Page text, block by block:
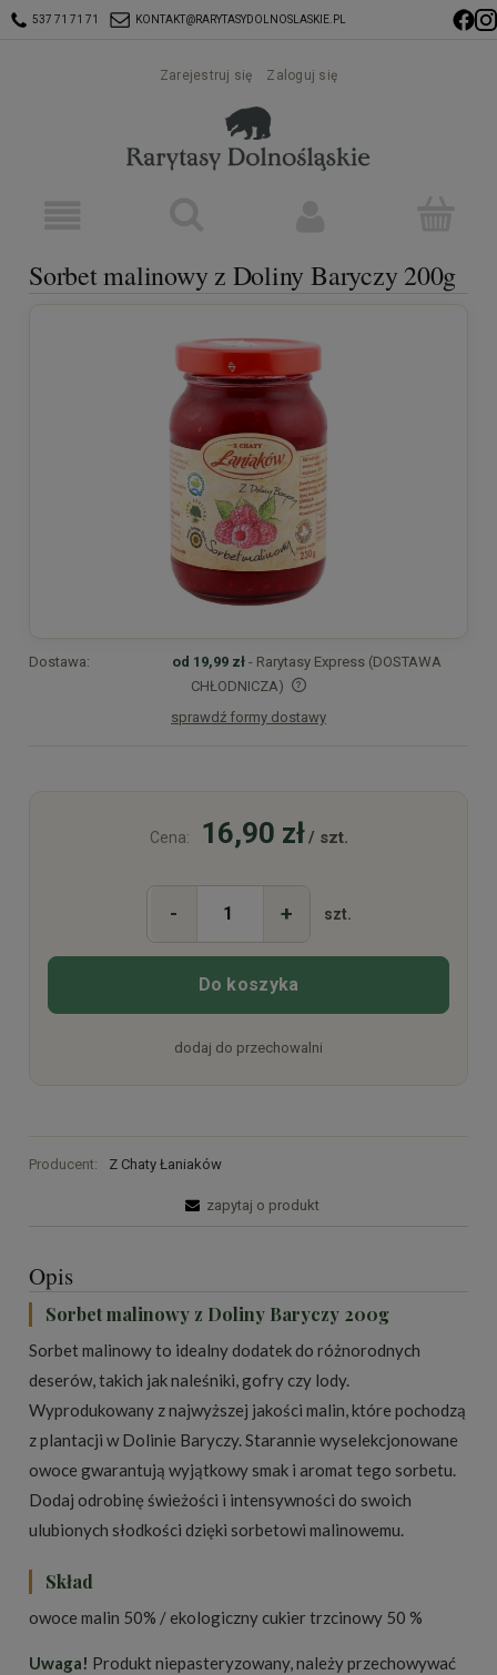
537 71 71 71 KONTAKT@RARYTASYDOLNOSLASKIE.PL
Zarejestruj się Zaloguj się
Sorbet malinowy z Doliny Baryczy 200g
Dostawa: od 19,99 zł - Rarytasy Express (DOSTAWA
CHŁODNICZA)
Cena nie zawiera ewentualnych kosztów płatności
sprawdź formy dostawy
Cena: 16,90 zł/ szt.
- + szt.
Do koszyka
dodaj do przechowalni
Producent: Z Chaty Łaniaków
zapytaj o produkt
Opis
Sorbet malinowy z Doliny Baryczy 200g
Sorbet malinowy to idealny dodatek do różnorodnych
deserów, takich jak naleśniki, gofry czy lody.
Wyprodukowany z najwyższej jakości malin, które pochodzą
z plantacji w Dolinie Baryczy. Starannie wyselekcjonowane
owoce gwarantują wyjątkowy smak i aromat tego sorbetu.
Dodaj odrobinę świeżości i intensywności do swoich
ulubionych słodkości dzięki sorbetowi malinowemu.
Skład
owoce malin 50% / ekologiczny cukier trzcinowy 50 %
Uwaga! Produkt niepasteryzowany, należy przechowywać